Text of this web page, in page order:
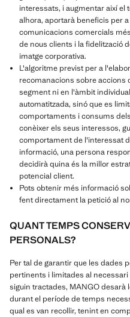
interessats, i augmentar així el
alhora, aportarà beneficis per
comunicacions comercials
de nous clients i la fidelització
imatge corporativa.
L'algoritme previst per a
recomanacions sobre accions
segment ni en l'àmbit
automatitzada, sinó que es
comportaments i consums
conèixer els seus interessos,
comportament de l'interessat
informació, una persona
decidirà quina és la millor
potencial client.
Pots obtenir més informació
fent directament la petició al
QUANT TEMPS
PERSONALS?
Per tal de garantir que les dades
pertinents i limitades al
siguin tractades, MANGO desarà
durant el període de temps
qual es van recollir, tenint en